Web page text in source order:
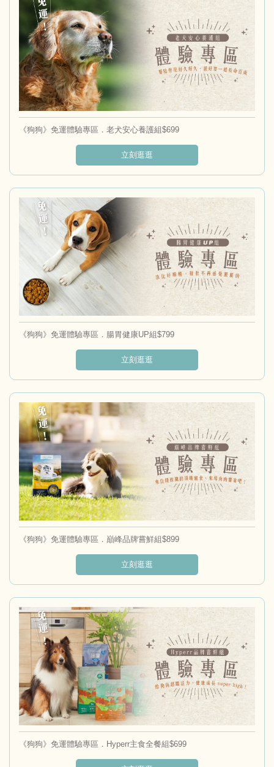
《狗狗》免運體驗專區．老犬安心養護組$699
立刻逛逛
《狗狗》免運體驗專區．腸胃健康UP組$799
立刻逛逛
《狗狗》免運體驗專區．巔峰品牌嘗鮮組$899
立刻逛逛
《狗狗》免運體驗專區．Hyperr主食全餐組$699